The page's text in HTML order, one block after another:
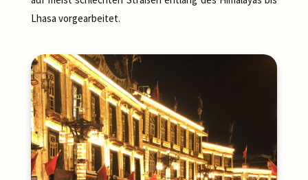
Lhasa vorgearbeitet.